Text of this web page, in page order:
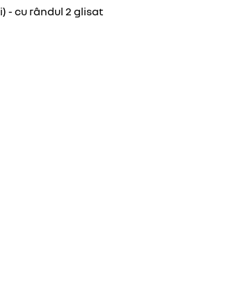
- cu rândul 2 glisat